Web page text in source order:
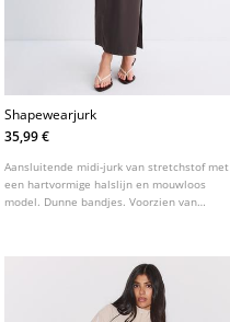
Shapewearjurk
35,99 €
Aansluitende midi-jurk van stretchstof met
een hartvormige halslijn en mouwloos
model. Dunne bandjes. Voorzien van